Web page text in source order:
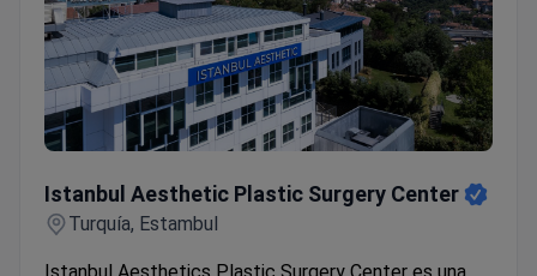
Istanbul Aesthetic Plastic Surgery Center
Turquía, Estambul